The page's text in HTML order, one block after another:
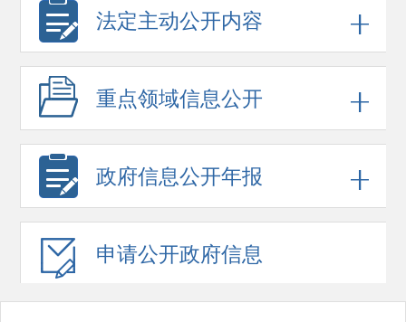
法定主动公开内容
重点领域信息公开
政府信息公开年报
申请公开政府信息